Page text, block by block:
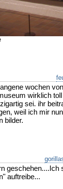
wochen
wirklich
sei. ihr
weil ich mir
bilder.
auftreibe...